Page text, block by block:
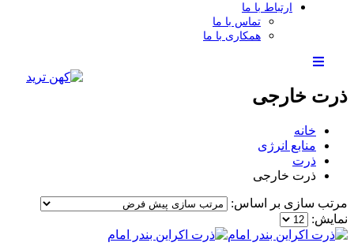
ارتباط با ما
تماس با ما
همکاری با ما
ذرت خارجی
خانه
منابع انرژی
ذرت
ذرت خارجی
مرتب سازی بر اساس:
نمایش: